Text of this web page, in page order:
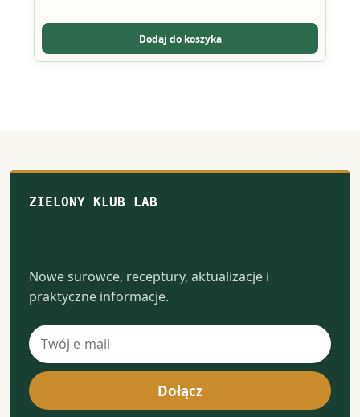
Dodaj do koszyka
ZIELONY KLUB LAB
Nowe surowce, receptury, aktualizacje i
praktyczne informacje.
Adres
e-
mail
Dołącz